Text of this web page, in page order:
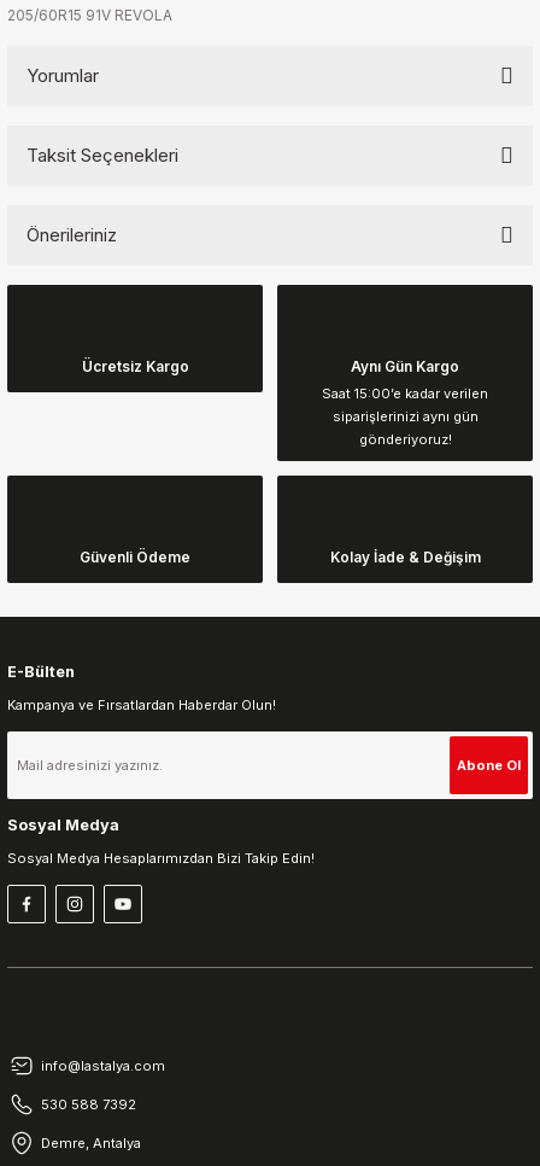
205/60R15 91V REVOLA
Yorumlar
Taksit Seçenekleri
Önerileriniz
Görüş ve önerileriniz için teşekkür ederiz.
Ürün resmi kalitesiz, bozuk veya görüntülenemiyor.
Ürün açıklamasında eksik bilgiler bulunuyor.
Gönder
Ücretsiz Kargo Aynı Gün Kargo
Saat 15:00’e kadar verilen
siparişlerinizi aynı gün
gönderiyoruz!
Güvenli Ödeme Kolay İade & Değişim
E-Bülten
Kampanya ve Fırsatlardan Haberdar Olun!
Abone Ol
Sosyal Medya
Sosyal Medya Hesaplarımızdan Bizi Takip Edin!
info@lastalya.com
530 588 7392
Demre, Antalya